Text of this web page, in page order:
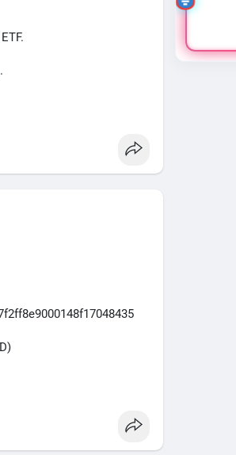
một giao dịch duy nhất
sản lớn. Động thái này có
chuẩn bị thanh khoản